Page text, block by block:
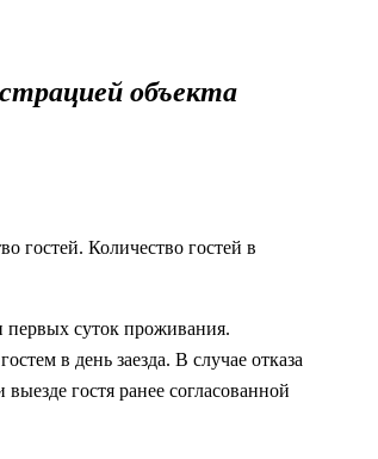
объекта
гостей. Количество гостей в
первых суток проживания.
в день заезда. В случае отказа
гостя ранее согласованной